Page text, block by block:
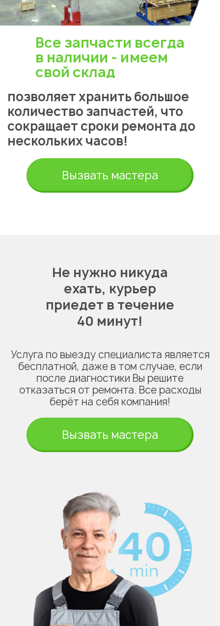
Все запчасти всегда
в наличии - имеем
свой склад
позволяет хранить большое
количество запчастей, что
сокращает сроки ремонта до
нескольких часов!
Вызвать мастера
Не нужно никуда
ехать, курьер
приедет в течение
40 минут!
Услуга по выезду специалиста является
бесплатной, даже в том случае, если
после диагностики Вы решите
отказаться от ремонта. Все расходы
берёт на себя компания!
Вызвать мастера